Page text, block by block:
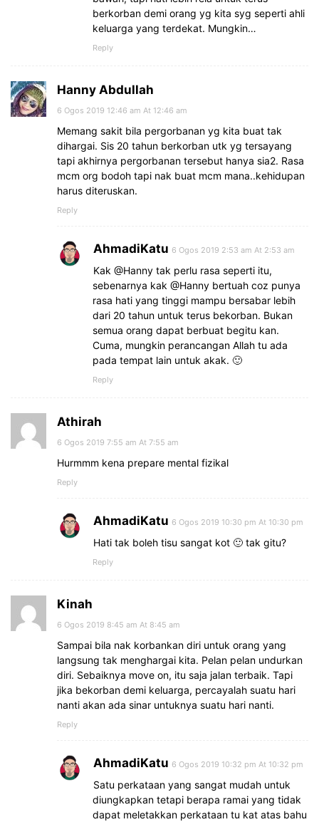
berkorban demi orang yg kita syg seperti ahli
keluarga yang terdekat. Mungkin…
Reply
Hanny Abdullah
6 Ogos 2019 12:46 am At 12:46 am
Memang sakit bila pergorbanan yg kita buat tak
dihargai. Sis 20 tahun berkorban utk yg tersayang
tapi akhirnya pergorbanan tersebut hanya sia2. Rasa
mcm org bodoh tapi nak buat mcm mana..kehidupan
harus diteruskan.
Reply
AhmadiKatu 6 Ogos 2019 2:53 am At 2:53 am
Kak @Hanny tak perlu rasa seperti itu,
sebenarnya kak @Hanny bertuah coz punya
rasa hati yang tinggi mampu bersabar lebih
dari 20 tahun untuk terus bekorban. Bukan
semua orang dapat berbuat begitu kan.
Cuma, mungkin perancangan Allah tu ada
pada tempat lain untuk akak. 🙂
Reply
Athirah
6 Ogos 2019 7:55 am At 7:55 am
Hurmmm kena prepare mental fizikal
Reply
AhmadiKatu 6 Ogos 2019 10:30 pm At 10:30 pm
Hati tak boleh tisu sangat kot 🙂 tak gitu?
Reply
Kinah
6 Ogos 2019 8:45 am At 8:45 am
Sampai bila nak korbankan diri untuk orang yang
langsung tak menghargai kita. Pelan pelan undurkan
diri. Sebaiknya move on, itu saja jalan terbaik. Tapi
jika bekorban demi keluarga, percayalah suatu hari
nanti akan ada sinar untuknya suatu hari nanti.
Reply
AhmadiKatu 6 Ogos 2019 10:32 pm At 10:32 pm
Satu perkataan yang sangat mudah untuk
diungkapkan tetapi berapa ramai yang tidak
dapat meletakkan perkataan tu kat atas bahu